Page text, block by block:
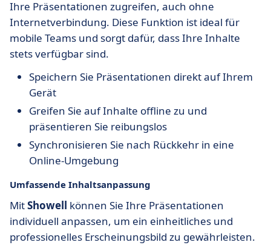
Ihre Präsentationen zugreifen, auch ohne
Internetverbindung. Diese Funktion ist ideal für
mobile Teams und sorgt dafür, dass Ihre Inhalte
stets verfügbar sind.
Speichern Sie Präsentationen direkt auf Ihrem
Gerät
Greifen Sie auf Inhalte offline zu und
präsentieren Sie reibungslos
Synchronisieren Sie nach Rückkehr in eine
Online-Umgebung
Umfassende Inhaltsanpassung
MitShowell können Sie Ihre Präsentationen
individuell anpassen, um ein einheitliches und
professionelles Erscheinungsbild zu gewährleisten.